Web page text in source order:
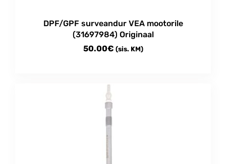
DPF/GPF surveandur VEA mootorile
(31697984) Originaal
50.00€ (sis. KM)